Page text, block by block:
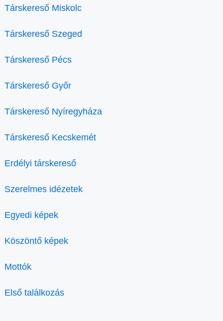
Társkereső Miskolc
Társkereső Szeged
Társkereső Pécs
Társkereső Győr
Társkereső Nyíregyháza
Társkereső Kecskemét
Erdélyi társkereső
Szerelmes idézetek
Egyedi képek
Köszöntő képek
Mottók
Első találkozás